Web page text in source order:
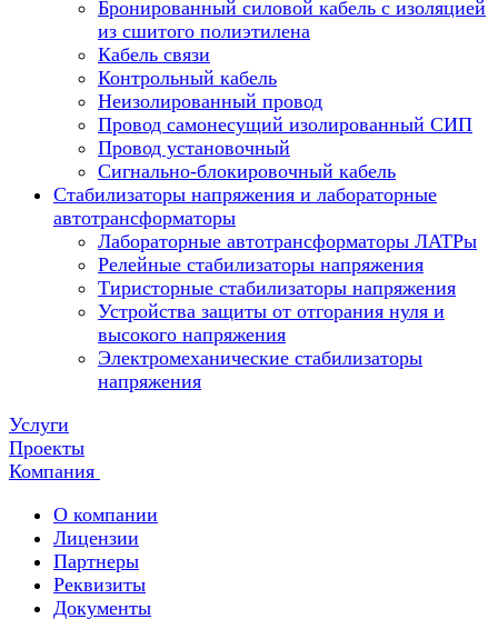
Бронированный силовой кабель с изоляцией
из сшитого полиэтилена
Кабель связи
Контрольный кабель
Неизолированный провод
Провод самонесущий изолированный СИП
Провод установочный
Сигнально-блокировочный кабель
Стабилизаторы напряжения и лабораторные
автотрансформаторы
Лабораторные автотрансформаторы ЛАТРы
Релейные стабилизаторы напряжения
Тиристорные стабилизаторы напряжения
Устройства защиты от отгорания нуля и
высокого напряжения
Электромеханические стабилизаторы
напряжения
Услуги
Проекты
Компания
О компании
Лицензии
Партнеры
Реквизиты
Документы